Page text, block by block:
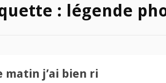
: légende
matin j’ai bien ri